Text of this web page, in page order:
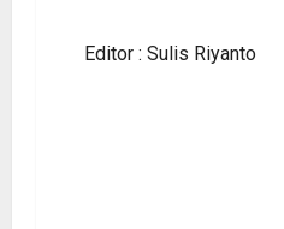
Editor : Sulis Riyanto